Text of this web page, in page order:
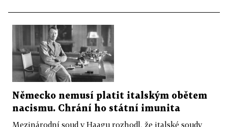
Německo nemusí platit italským obětem
nacismu. Chrání ho státní imunita
Mezinárodní soud v Haagu rozhodl, že italské soudy